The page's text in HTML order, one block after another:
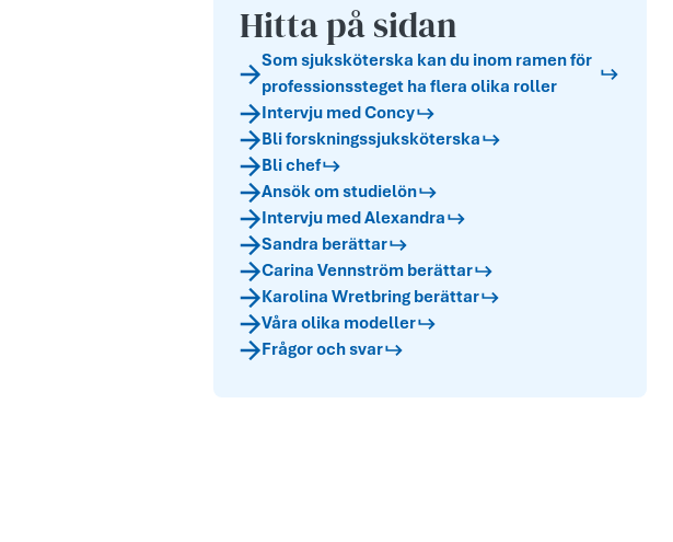
Hitta på sidan
Som sjuksköterska kan du inom ramen för
professionssteget ha flera olika roller
Intervju med Concy
Bli forskningssjuksköterska
Bli chef
Ansök om studielön
Intervju med Alexandra
Sandra berättar
Carina Vennström berättar
Karolina Wretb­ring berättar
Våra olika modeller
Frågor och svar